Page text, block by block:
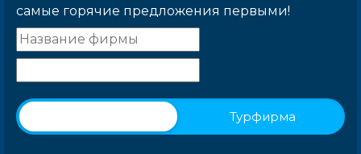
самые горячие предложения первыми!
Турфирма